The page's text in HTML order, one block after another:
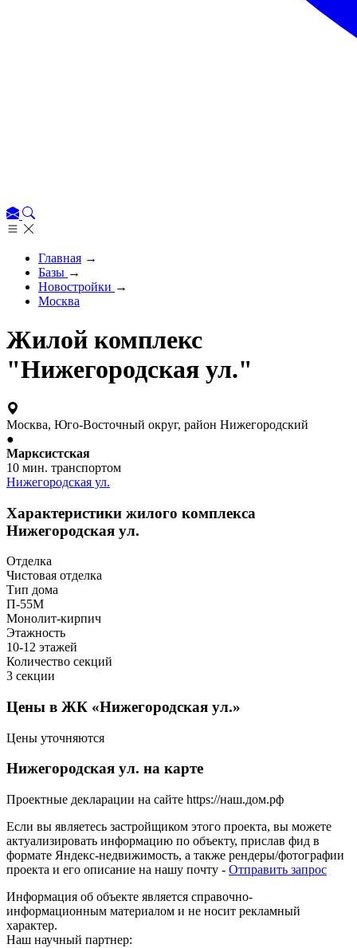
Главная →
Базы →
Новостройки →
Москва
Жилой комплекс
"Нижегородская ул."
Москва, Юго-Восточный округ, район Нижегородский
●
Марксистская
10 мин. транспортом
Нижегородская ул.
Характеристики жилого комплекса
Нижегородская ул.
Отделка
Чистовая отделка
Тип дома
П-55М
Монолит-кирпич
Этажность
10-12 этажей
Количество секций
3 секции
Цены в ЖК «Нижегородская ул.»
Цены уточняются
Нижегородская ул. на карте
Проектные декларации на сайте https://наш.дом.рф
Если вы являетесь застройщиком этого проекта, вы можете
актуализировать информацию по объекту, прислав фид в
формате Яндекс-недвижимость, а также рендеры/фотографии
проекта и его описание на нашу почту - Отправить запрос
Информация об объекте является справочно-
информационным материалом и не носит рекламный
характер.
Наш научный партнер: